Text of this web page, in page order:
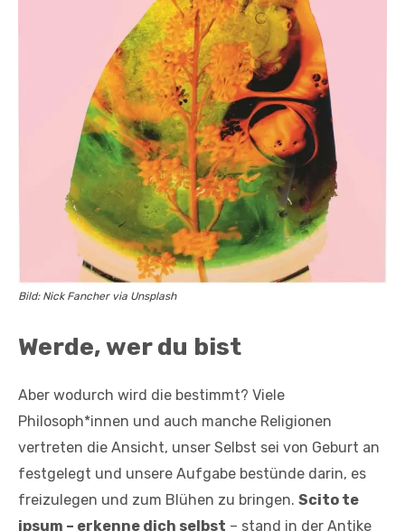
Bild: Nick Fancher via Unsplash
Werde, wer du bist
Aber wodurch wird die bestimmt? Viele
Philosoph*innen und auch manche Religionen
vertreten die Ansicht, unser Selbst sei von Geburt an
festgelegt und unsere Aufgabe bestünde darin, es
freizulegen und zum Blühen zu bringen. Scito te
ipsum – erkenne dich selbst – stand in der Antike